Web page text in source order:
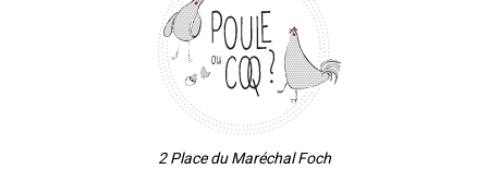
2 Place du Maréchal Foch